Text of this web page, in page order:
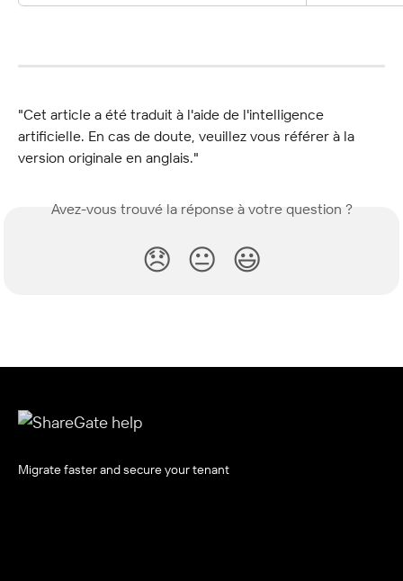
"Cet article a été traduit à l'aide de l'intelligence
artificielle. En cas de doute, veuillez vous référer à la
version originale en anglais."
Avez-vous trouvé la réponse à votre question ?
😞 😐 😃
Migrate faster and secure your tenant